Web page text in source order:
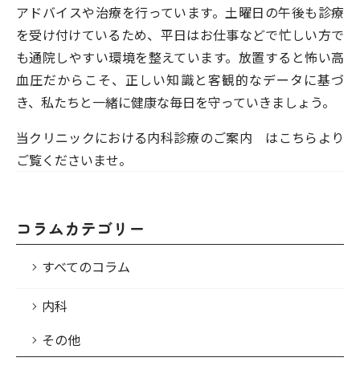
アドバイスや治療を行っています。土曜日の午後も診療
を受け付けているため、平日はお仕事などで忙しい方で
も通院しやすい環境を整えています。放置すると怖い高
血圧だからこそ、正しい知識と客観的なデータに基づ
き、私たちと一緒に健康な毎日を守っていきましょう。
当クリニックにおける内科診療のご案内 はこちらより
ご覧くださいませ。
コラムカテゴリー
すべてのコラム
内科
その他